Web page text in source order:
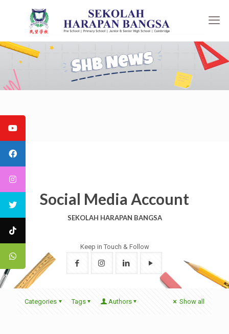
Social Media Account
SEKOLAH HARAPAN BANGSA
Keep in Touch & Follow
Categories Tags Authors Show all